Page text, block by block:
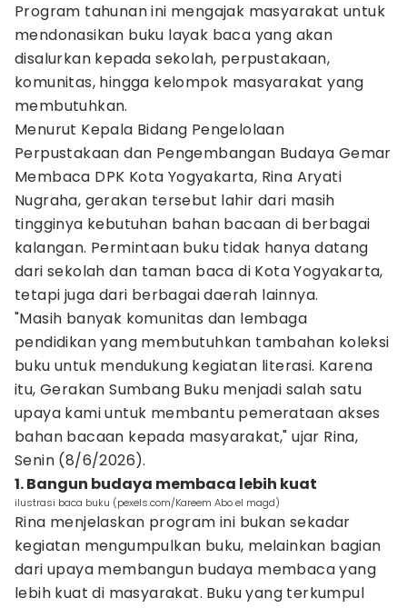
Program tahunan ini mengajak masyarakat untuk
mendonasikan buku layak baca yang akan
disalurkan kepada sekolah, perpustakaan,
komunitas, hingga kelompok masyarakat yang
membutuhkan.
Menurut Kepala Bidang Pengelolaan
Perpustakaan dan Pengembangan Budaya Gemar
Membaca DPK Kota Yogyakarta, Rina Aryati
Nugraha, gerakan tersebut lahir dari masih
tingginya kebutuhan bahan bacaan di berbagai
kalangan. Permintaan buku tidak hanya datang
dari sekolah dan taman baca di Kota Yogyakarta,
tetapi juga dari berbagai daerah lainnya.
"Masih banyak komunitas dan lembaga
pendidikan yang membutuhkan tambahan koleksi
buku untuk mendukung kegiatan literasi. Karena
itu, Gerakan Sumbang Buku menjadi salah satu
upaya kami untuk membantu pemerataan akses
bahan bacaan kepada masyarakat," ujar Rina,
Senin (8/6/2026).
1. Bangun budaya membaca lebih kuat
ilustrasi baca buku (pexels.com/Kareem Abo el magd)
Rina menjelaskan program ini bukan sekadar
kegiatan mengumpulkan buku, melainkan bagian
dari upaya membangun budaya membaca yang
lebih kuat di masyarakat. Buku yang terkumpul